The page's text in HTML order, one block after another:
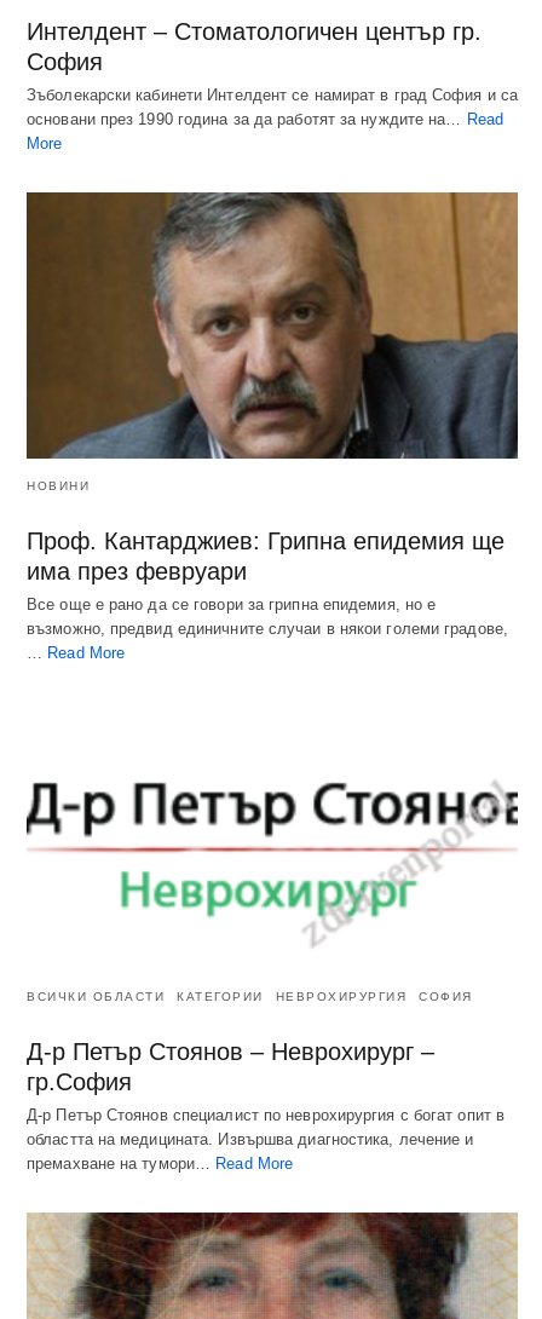
Интелдент – Стоматологичен център гр.
София
Зъболекарски кабинети Интелдент се намират в град София и са
основани през 1990 година за да работят за нуждите на… Read
More
НОВИНИ
Проф. Кантарджиев: Грипна епидемия ще
има през февруари
Все още е рано да се говори за грипна епидемия, но е
възможно, предвид единичните случаи в някои големи градове,
… Read More
ВСИЧКИ ОБЛАСТИ КАТЕГОРИИ НЕВРОХИРУРГИЯ СОФИЯ
Д-р Петър Стоянов – Неврохирург –
гр.София
Д-р Петър Стоянов специалист по неврохирургия с богат опит в
областта на медицината. Извършва диагностика, лечение и
премахване на тумори…
Read More